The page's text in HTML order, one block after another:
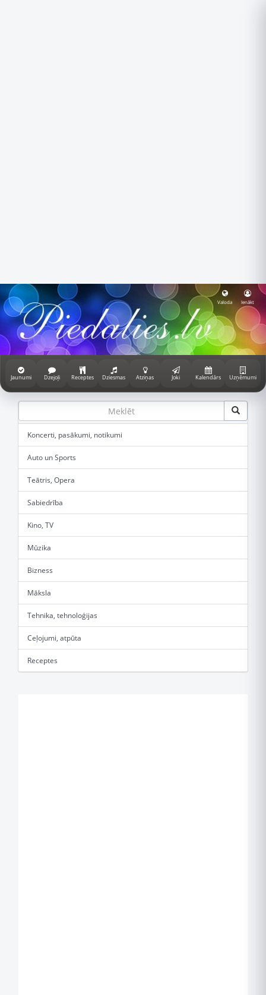
Valoda Ienākt
Jaunumi Dzejoļi Receptes Dziesmas Atziņas Joki Kalendārs Uzņēmumi
Koncerti, pasākumi, notikumi
Auto un Sports
Teātris, Opera
Sabiedrība
Kino, TV
Mūzika
Bizness
Māksla
Tehnika, tehnoloģijas
Ceļojumi, atpūta
Receptes